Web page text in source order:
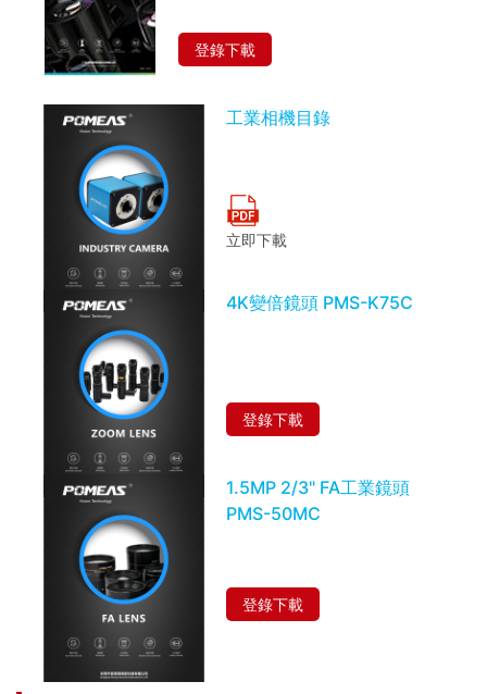
登錄下載
工業相機目錄
立即下載
4K變倍鏡頭 PMS-K75C
登錄下載
1.5MP 2/3" FA工業鏡頭
PMS-50MC
登錄下載